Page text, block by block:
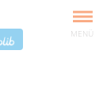
MENÜ